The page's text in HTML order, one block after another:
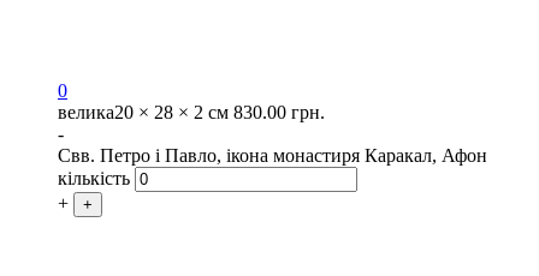
0
велика20 × 28 × 2 см 830.00 грн.
-
Свв. Петро і Павло, ікона монастиря Каракал, Афон
кількість
+
+